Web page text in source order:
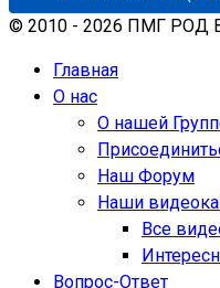
© 2010 - 2026 ПМГ РОД
Главная
О нас
О нашей
Наш Форум
Наши
Все
Вопрос-Ответ